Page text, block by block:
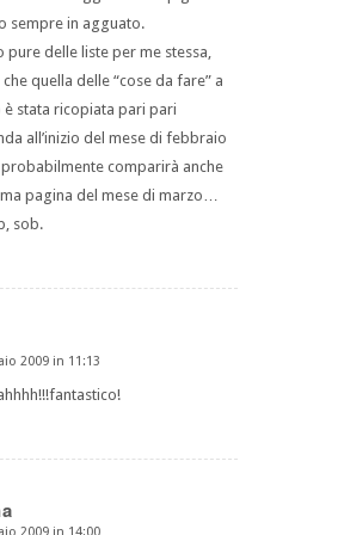
sempre in agguato.
pure delle liste per me stessa,
quella delle “cose da fare” a
è stata ricopiata pari pari
all’inizio del mese di febbraio
comparirà anche
pagina del mese di marzo…
sob.
2009 in 11:13